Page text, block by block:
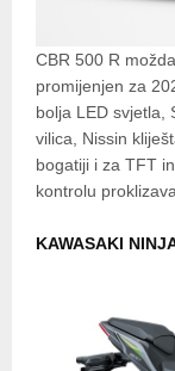
CBR 500 R
promijenjen za
bolja LED svjetla,
vilica, Nissin
bogatiji i za TFT
kontrolu
KAWASAKI